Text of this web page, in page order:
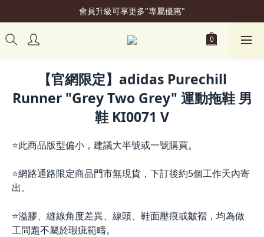
加入會員立即贈50元購物金
會員升級可享更多"專屬優惠"
加入會員立即贈50元購物金
【官網限定】adidas Purechill
Runner "Grey Two Grey" 運動拖鞋 男
鞋 KI0071 V
⭐此商品版型偏小，建議大半號或一號購買。
⭐網路通路限定商品門市無現貨，下訂後約5個工作天內寄
出。
⭐溢膠、縫線角度差異、線頭、鞋面壓痕或皺褶，均為做
工問題不屬於瑕疵範疇。